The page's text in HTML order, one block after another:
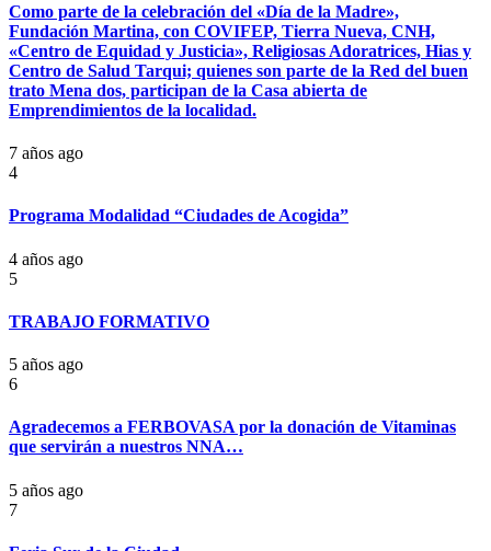
Como parte de la celebración del «Día de la Madre»,
Fundación Martina, con COVIFEP, Tierra Nueva, CNH,
«Centro de Equidad y Justicia», Religiosas Adoratrices, Hias y
Centro de Salud Tarqui; quienes son parte de la Red del buen
trato Mena dos, participan de la Casa abierta de
Emprendimientos de la localidad.
7 años ago
4
Programa Modalidad “Ciudades de Acogida”
4 años ago
5
TRABAJO FORMATIVO
5 años ago
6
Agradecemos a FERBOVASA por la donación de Vitaminas
que servirán a nuestros NNA…
5 años ago
7